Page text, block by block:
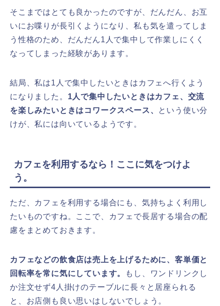
そこまではとても良かったのですが、だんだん、お互
いにお喋りが長引くようになり、私も気を遣ってしま
う性格のため、だんだん1人で集中して作業しにくく
なってしまった経験があります。
結局、私は1人で集中したいときはカフェへ行くよう
になりました。 1人で集中したいときはカフェ、交流
を楽しみたいときはコワークスペース、 という使い分
けが、私には向いているようです。
カフェを利用するなら！ここに気をつけよ
う。
ただ、カフェを利用する場合にも、気持ちよく利用し
たいものですね。ここで、カフェで長居する場合の配
慮をまとめておきます。
カフェなどの飲食店は売上を上げるために、客単価と
回転率を常に気にしています。
もし、ワンドリンクし
か注文せず4人掛けのテーブルに長々と居座られる
と、お店側も良い思いはしないでしょう。